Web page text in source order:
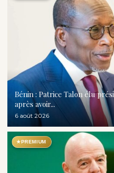
Bénin : Patrice Talon élu
après avoir...
6 août 2026
★PREMIUM